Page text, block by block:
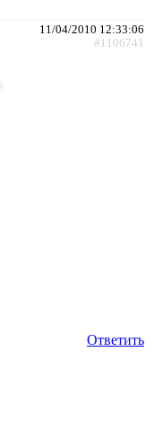
11/04/2010 12:33:06
#1106741
Ответить